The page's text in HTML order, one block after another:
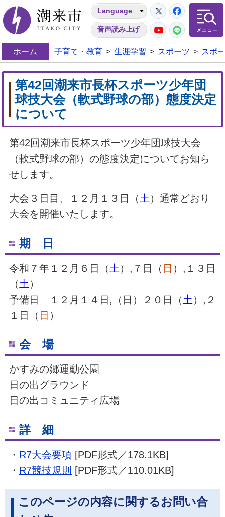
潮来市
Language
音声読み上げ
Twitter
YouTube
LINE
ホーム 子育て・教育 > 生涯学習 > スポーツ > スポ
第42回潮来市長杯スポーツ少年団
球技大会（軟式野球の部）態度決定
について
第42回潮来市長杯スポーツ少年団球技大会
（軟式野球の部）の態度決定についてお知ら
せします。
大会３日目、１２月１３日（ 土 ）通常どおり
大会を開催いたします。
期 日
令和７年１２月６日（ 土 ）,７日（ 日 ）,１３日
（ 土 ）
予備日 １２月１４日,（日）２０日（ 土 ）,２
１日（ 日 ）
会 場
かすみの郷運動公園
日の出グラウンド
日の出コミュニティ広場
詳 細
・ R7大会要項[PDF形式／178.1KB]
・ R7競技規則 [PDF形式／110.01KB]
このページの内容に関するお問い合